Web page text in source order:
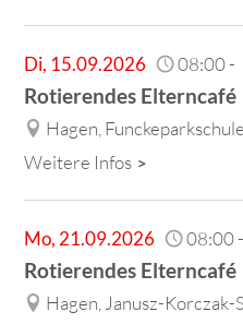
Di, 15.09.2026 08:00-
Rotierendes Elterncafé
Hagen, Funckeparkschule
Weitere Infos
Mo, 21.09.2026 08:00-
Rotierendes Elterncafé
Hagen, Janusz-Korczak-